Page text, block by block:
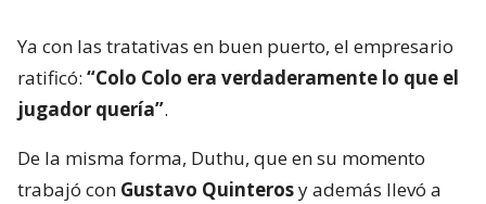
Ya con las tratativas en buen puerto, el empresario
ratificó: “Colo Colo era verdaderamente lo que el
jugador quería”.
De la misma forma, Duthu, que en su momento
trabajó con Gustavo Quinterosy además llevó a